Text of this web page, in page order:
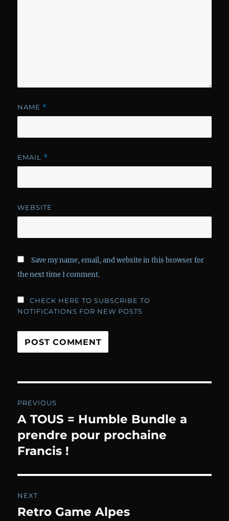
NAME *
EMAIL *
WEBSITE
Save my name, email, and website in this browser for
the next time I comment.
CHECK HERE TO SUBSCRIBE TO
NOTIFICATIONS FOR NEW POSTS
navigation
PREVIOUS
Previous
post:
A TOUS = Humble Bundle a
prendre pour prochaine
Francis !
NEXT
Next
Retro Game Alpes